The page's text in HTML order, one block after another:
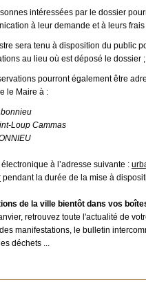
intéressées par le dossier
à leur demande et à leurs frais
sera tenu à disposition du public
au lieu où est déposé le dossier ;
pourront également être
le Maire à :
Loup Cammas
à l’adresse suivante :
pendant la durée de la mise à
de la ville bientôt dans vos
retrouvez toute l'actualité de
manifestations, le bulletin
déchets ...